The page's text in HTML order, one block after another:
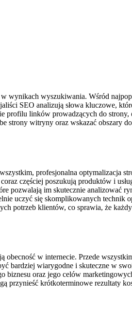
wynikach wyszukiwania. Wśród
SEO analizują słowa kluczowe,
linków prowadzących do strony,
strony witryny oraz wskazać obszary
profesjonalna optymalizacja
częściej poszukują produktów i
pozwalają im skutecznie analizować
uczyć się skomplikowanych technik
potrzeb klientów, co sprawia, że
w internecie. Przede
bardziej wiarygodne i skuteczne w
oraz jego celów
przynieść krótkoterminowe rezultaty